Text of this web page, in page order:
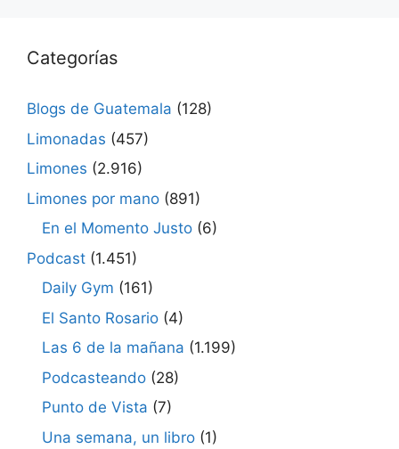
Categorías
Blogs de Guatemala (128)
Limonadas (457)
Limones (2.916)
Limones por mano (891)
En el Momento Justo (6)
Podcast (1.451)
Daily Gym (161)
El Santo Rosario (4)
Las 6 de la mañana (1.199)
Podcasteando (28)
Punto de Vista (7)
Una semana, un libro (1)